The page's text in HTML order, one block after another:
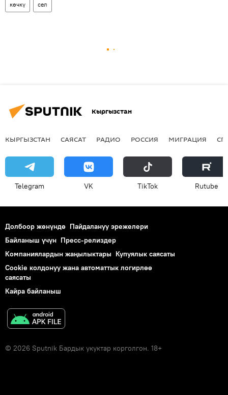
көчкү сел
Кыргызстан
КЫРГЫЗСТАН САЯСАТ РАДИО РОССИЯ МИГРАЦИЯ
Telegram VK ТikТоk Rutube
Долбоор жөнүндө Пайдалануу эрежелери
Байланыш үчүн Пресс-релиздер
Компаниялардын жаңылыктары Купуялык саясаты
Cookie колдонуу жана автоматтык логирлөө
саясаты
Кайра байланыш
© 2026 Sputnik Бардык укуктар корголгон. 18+